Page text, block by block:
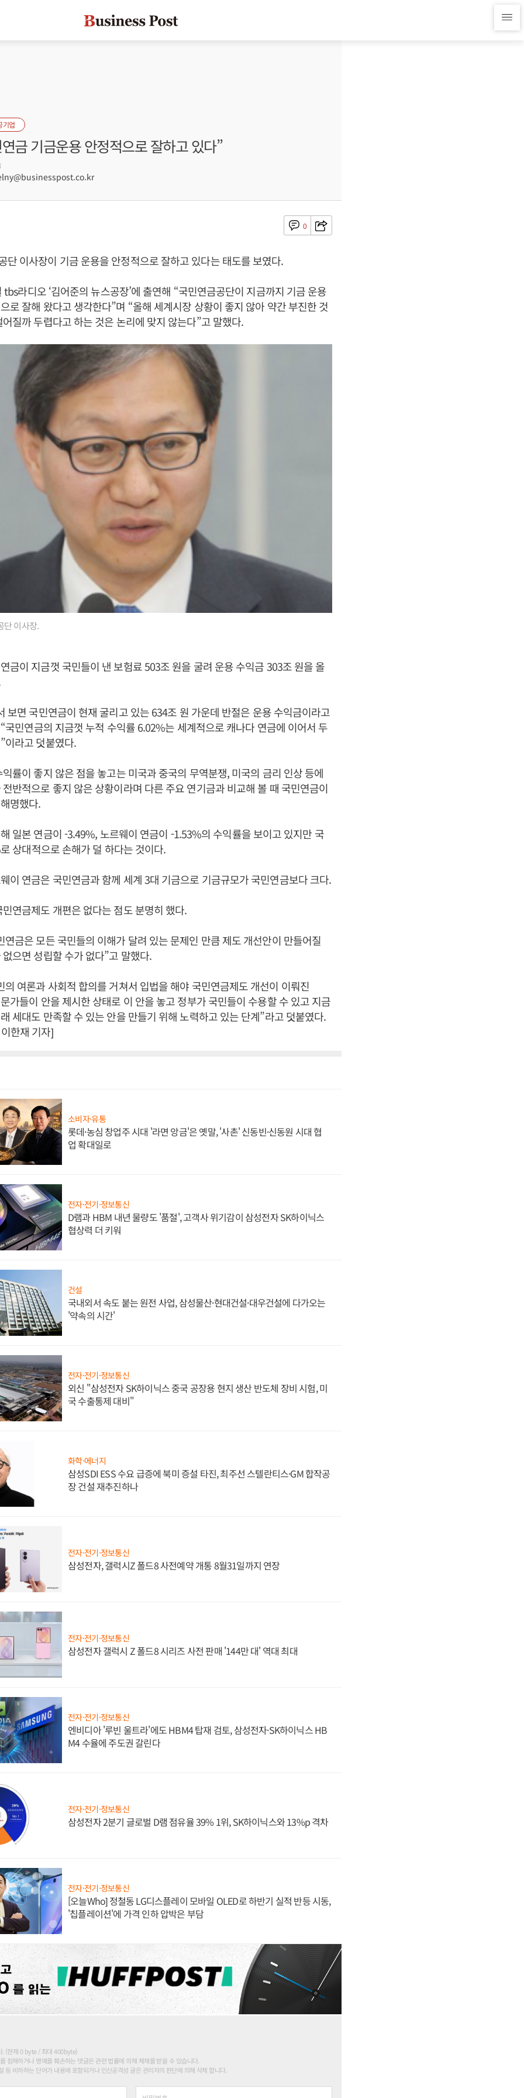
기업
금 기금운용 안정적으로 잘하고 있다”
0
단 이사장이 기금 운용을 안정적으로 잘하고 있다는 태도를 보였다.
라디오 ‘김어준의 뉴스공장’에 출연해 “국민연금공단이 지금까지 기금 운용
로 잘해 왔다고 생각한다”며 “올해 세계시장 상황이 좋지 않아 약간 부진한 것
질까 두렵다고 하는 것은 논리에 맞지 않는다”고 말했다.
이사장.
금이 지금껏 국민들이 낸 보험료 503조 원을 굴려 운용 수익금 303조 원을 올
보면 국민연금이 현재 굴리고 있는 634조 원 가운데 반절은 운용 수익금이라고
국민연금의 지금껏 누적 수익률 6.02%는 세계적으로 캐나다 연금에 이어서 두
이라고 덧붙였다.
률이 좋지 않은 점을 놓고는 미국과 중국의 무역분쟁, 미국의 금리 인상 등에
반적으로 좋지 않은 상황이라며 다른 주요 연기금과 비교해 볼 때 국민연금이
명했다.
일본 연금이 -3.49%, 노르웨이 연금이 -1.53%의 수익률을 보이고 있지만 국
상대적으로 손해가 덜 하다는 것이다.
이 연금은 국민연금과 함께 세계 3대 기금으로 기금규모가 국민연금보다 크다.
연금제도 개편은 없다는 점도 분명히 했다.
연금은 모든 국민들의 이해가 달려 있는 문제인 만큼 제도 개선안이 만들어질
으면 성립할 수가 없다”고 말했다.
의 여론과 사회적 합의를 거쳐서 입법을 해야 국민연금제도 개선이 이뤄진
가들이 안을 제시한 상태로 이 안을 놓고 정부가 국민들이 수용할 수 있고 지금
세대도 만족할 수 있는 안을 만들기 위해 노력하고 있는 단계”라고 덧붙였다.
한재 기자]
소비자·유통
롯데·농심 창업주 시대 '라면 앙금'은 옛말, '사촌' 신동빈·신동원 시대 협
업 확대일로
전자·전기·정보통신
D램과 HBM 내년 물량도 '품절', 고객사 위기감이 삼성전자 SK하이닉스
협상력 더 키워
건설
국내외서 속도 붙는 원전 사업, 삼성물산·현대건설·대우건설에 다가오는
'약속의 시간'
전자·전기·정보통신
외신 "삼성전자 SK하이닉스 중국 공장용 현지 생산 반도체 장비 시험, 미
국 수출통제 대비"
화학·에너지
삼성SDI ESS 수요 급증에 북미 증설 타진, 최주선 스텔란티스·GM 합작공
장 건설 재추진하나
전자·전기·정보통신
삼성전자, 갤럭시Z 폴드8 사전예약 개통 8월31일까지 연장
전자·전기·정보통신
삼성전자 갤럭시 Z 폴드8 시리즈 사전 판매 '144만 대' 역대 최대
전자·전기·정보통신
엔비디아 '루빈 울트라'에도 HBM4 탑재 검토, 삼성전자·SK하이닉스 HB
M4 수율에 주도권 갈린다
전자·전기·정보통신
삼성전자 2분기 글로벌 D램 점유율 39% 1위, SK하이닉스와 13%p 격차
전자·전기·정보통신
[오늘Who] 정철동 LG디스플레이 모바일 OLED로 하반기 실적 반등 시동,
'칩플레이션'에 가격 인하 압박은 부담
. (현재 0 byte / 최대 400byte)
침해하거나 명예를 훼손하는 댓글은 관련 법률에 의해 제재를 받을 수 있습니다.
등 비하하는 단어가 내용에 포함되거나 인신공격성 글은 관리자의 판단에 의해 삭제 합니다.